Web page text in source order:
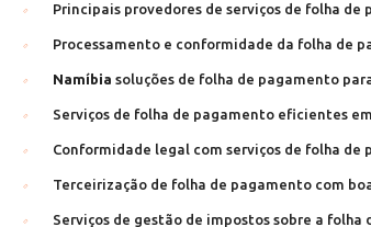
Principais provedores de serviços de folha de
Processamento e conformidade da folha de
Namíbia soluções de folha de pagamento
Serviços de folha de pagamento eficientes em
Conformidade legal com serviços de folha de
Terceirização de folha de pagamento com
Serviços de gestão de impostos sobre a folha